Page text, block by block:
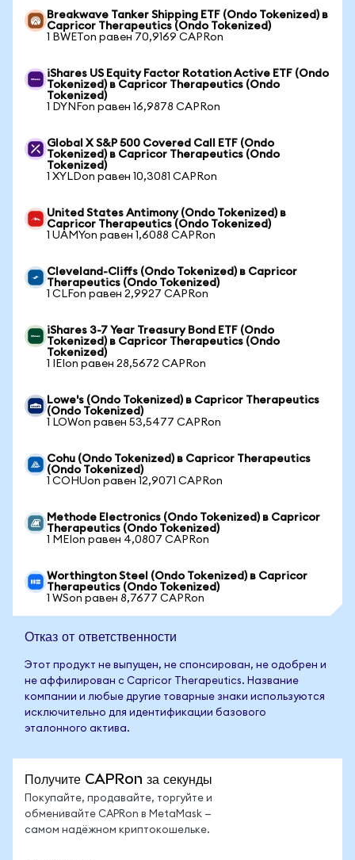
Breakwave Tanker Shipping ETF (Ondo Tokenized) в
Capricor Therapeutics (Ondo Tokenized)
1 BWETon равен 70,9169 CAPRon
iShares US Equity Factor Rotation Active ETF (Ondo
Tokenized) в Capricor Therapeutics (Ondo
Tokenized)
1 DYNFon равен 16,9878 CAPRon
Global X S&P 500 Covered Call ETF (Ondo
Tokenized) в Capricor Therapeutics (Ondo
Tokenized)
1 XYLDon равен 10,3081 CAPRon
United States Antimony (Ondo Tokenized) в
Capricor Therapeutics (Ondo Tokenized)
1 UAMYon равен 1,6088 CAPRon
Cleveland-Cliffs (Ondo Tokenized) в Capricor
Therapeutics (Ondo Tokenized)
1 CLFon равен 2,9927 CAPRon
iShares 3-7 Year Treasury Bond ETF (Ondo
Tokenized) в Capricor Therapeutics (Ondo
Tokenized)
1 IEIon равен 28,5672 CAPRon
Lowe's (Ondo Tokenized) в Capricor Therapeutics
(Ondo Tokenized)
1 LOWon равен 53,5477 CAPRon
Cohu (Ondo Tokenized) в Capricor Therapeutics
(Ondo Tokenized)
1 COHUon равен 12,9071 CAPRon
Methode Electronics (Ondo Tokenized) в Capricor
Therapeutics (Ondo Tokenized)
1 MEIon равен 4,0807 CAPRon
Worthington Steel (Ondo Tokenized) в Capricor
Therapeutics (Ondo Tokenized)
1 WSon равен 8,7677 CAPRon
Отказ от ответственности
Этот продукт не выпущен, не спонсирован, не одобрен и
не аффилирован с Capricor Therapeutics. Название
компании и любые другие товарные знаки используются
исключительно для идентификации базового
эталонного актива.
Получите CAPRon за секунды
Покупайте, продавайте, торгуйте и
обменивайте CAPRon в MetaMask —
самом надёжном криптокошельке.